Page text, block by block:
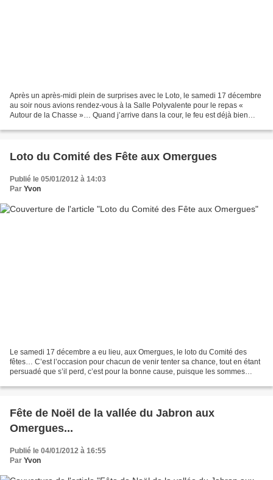
Après un après-midi plein de surprises avec le Loto, le samedi 17 décembre
au soir nous avions rendez-vous à la Salle Polyvalente pour le repas «
Autour de la Chasse »… Quand j’arrive dans la cour, le feu est déjà bien
Loto du Comité des Fête aux Omergues
Publié le 05/01/2012 à 14:03
Par Yvon
Le samedi 17 décembre a eu lieu, aux Omergues, le loto du Comité des
fêtes… C’est l’occasion pour chacun de venir tenter sa chance, tout en étant
persuadé que s’il perd, c’est pour la bonne cause, puisque les sommes
Fête de Noël de la vallée du Jabron aux
Omergues...
Publié le 04/01/2012 à 16:55
Par Yvon